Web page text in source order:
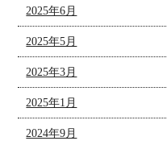
2025年6月
2025年5月
2025年3月
2025年1月
2024年9月